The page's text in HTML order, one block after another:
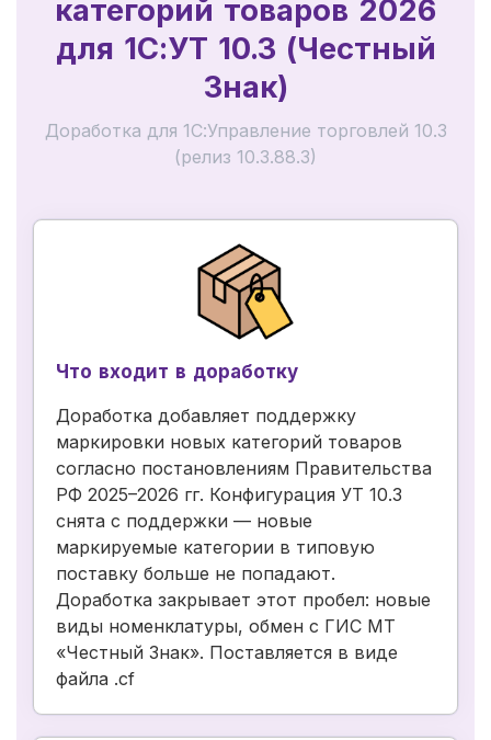
категорий товаров 2026
для 1С:УТ 10.3 (Честный
Знак)
Доработка для 1С:Управление торговлей 10.3
(релиз 10.3.88.3)
Что входит в доработку
Доработка добавляет поддержку
маркировки новых категорий товаров
согласно постановлениям Правительства
РФ 2025–2026 гг. Конфигурация УТ 10.3
снята с поддержки — новые
маркируемые категории в типовую
поставку больше не попадают.
Доработка закрывает этот пробел: новые
виды номенклатуры, обмен с ГИС МТ
«Честный Знак». Поставляется в виде
файла .cf